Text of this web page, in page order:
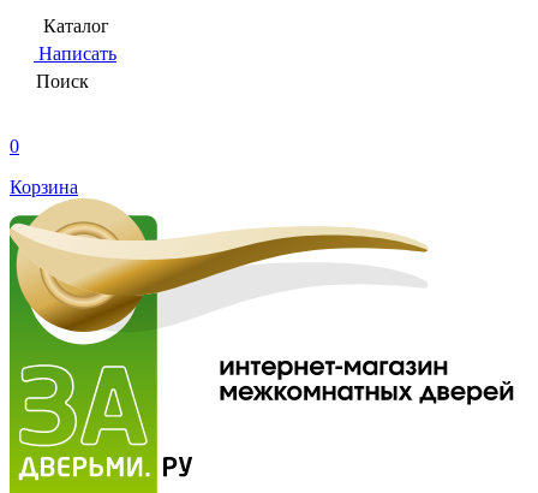
Каталог
Написать
Поиск
0
Корзина